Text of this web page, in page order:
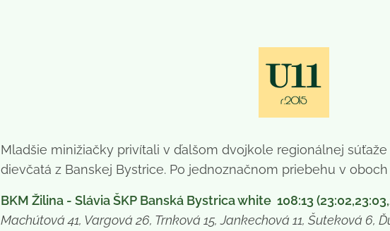
Mladšie minižiačky privítali v ďalšom dvojkole regionálnej
dievčatá z Banskej Bystrice. Po jednoznačnom priebehu v
BKM Žilina - Slávia ŠKP Banská Bystrica white 108:13
Machútová 41, Vargová 26, Trnková 15, Jankechová 11, Šuteková 6,